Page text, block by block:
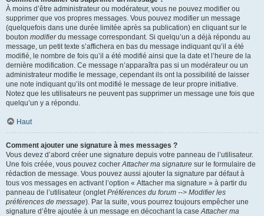
À moins d’être administrateur ou modérateur, vous ne pouvez modifier ou
supprimer que vos propres messages. Vous pouvez modifier un message
(quelquefois dans une durée limitée après sa publication) en cliquant sur le
bouton modifierdu message correspondant. Si quelqu’un a déjà répondu au
message, un petit texte s’affichera en bas du message indiquant qu’il a été
modifié, le nombre de fois qu’il a été modifié ainsi que la date et l’heure de la
dernière modification. Ce message n’apparaîtra pas si un modérateur ou un
administrateur modifie le message, cependant ils ont la possibilité de laisser
une note indiquant qu’ils ont modifié le message de leur propre initiative.
Notez que les utilisateurs ne peuvent pas supprimer un message une fois que
quelqu’un y a répondu.
Haut
Comment ajouter une signature à mes messages ?
Vous devez d’abord créer une signature depuis votre panneau de l’utilisateur.
Une fois créée, vous pouvez cocherAttacher ma signature sur le formulaire de
rédaction de message. Vous pouvez aussi ajouter la signature par défaut à
tous vos messages en activant l’option « Attacher ma signature » à partir du
panneau de l’utilisateur (ongletPréférences du forum --> Modifier les
préférences de message). Par la suite, vous pourrez toujours empêcher une
signature d’être ajoutée à un message en décochant la caseAttacher ma